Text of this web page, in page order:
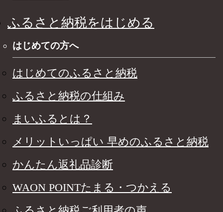
ふるさと納税をはじめる
はじめての方へ
はじめてのふるさと納税
ふるさと納税の仕組み
まいふるとは？
メリットいっぱい 早めのふるさと納税
かんたん返礼品診断
WAON POINTたまる・つかえる